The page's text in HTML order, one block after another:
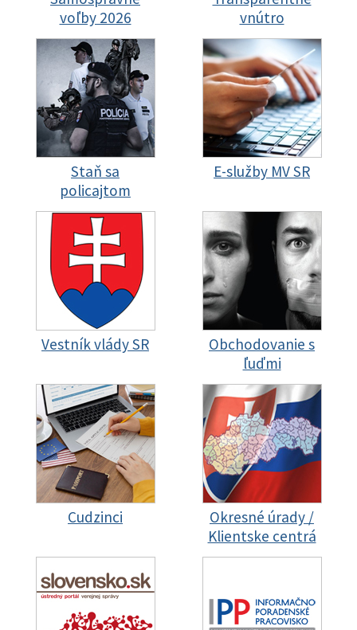
voľby 2026
vnútro
Staň sa
policajtom
E-služby MV SR
Vestník vlády SR
Obchodovanie s
ľuďmi
Cudzinci
Okresné úrady /
Klientske centrá